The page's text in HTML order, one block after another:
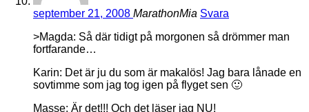
september 21, 2008 MarathonMia Svara
>Magda: Så där tidigt på morgonen så drömmer man
fortfarande…
Karin: Det är ju du som är makalös! Jag bara lånade en
sovtimme som jag tog igen på flyget sen 🙂
Masse: Är det!!! Och det läser jag NU!